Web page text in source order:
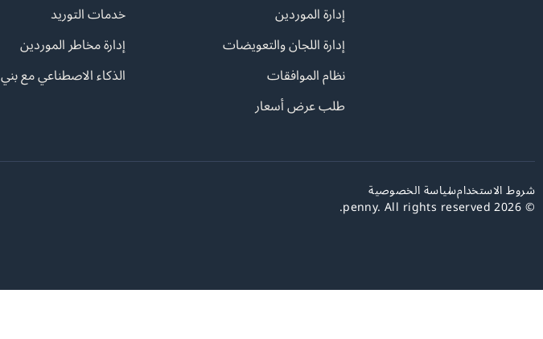
إدارة الموردين
إدارة اللجان والتعويضات
نظام الموافقات
طلب عرض أسعار
خدمات التوريد
إدارة مخاطر الموردين
الذكاء الاصطناعي مع بني
شروط الاستخدامسياسة الخصوصية
© 2026 penny. All rights reserved.